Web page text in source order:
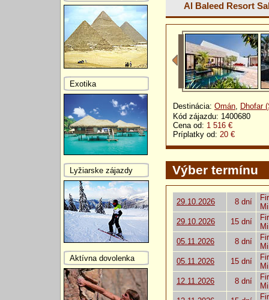
Al Baleed Resort
Destinácia: Omán, Dhofar
Kód zájazdu: 1400680
Cena od: 1 516 €
Príplatky od: 20 €
Výber termínu
29.10.2026 8 dní
29.10.2026
15 dní
05.11.2026
8 dní
05.11.2026
15 dní
12.11.2026
8 dní
Exotika
Lyžiarske zájazdy
Aktívna dovolenka